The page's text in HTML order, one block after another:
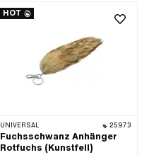
HOT
UNIVERSAL 25973
Fuchsschwanz Anhänger
Rotfuchs (Kunstfell)